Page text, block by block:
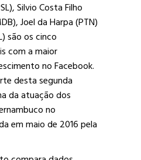
Silvio Costa Filho
Joel da Harpa (PTN)
são os cinco
com a maior
no Facebook.
desta segunda
da atuação dos
no
em maio de 2016 pela